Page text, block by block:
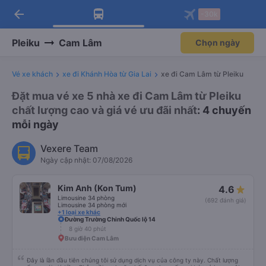
Tải app Vexere ngay!
Nhận ưu đãi thành viên độc
Mở app
Tải app Vexere
-30k/ghế khi đặt vé máy bay qua
Mở app
arrow_back
Pleiku Cam Lâm Chọn ngày
Vé xe khách xe đi Khánh Hòa từ Gia Lai xe đi Cam Lâm từ Pleiku
Đặt mua vé xe 5 nhà xe đi Cam Lâm từ Pleiku
chất lượng cao và giá vé ưu đãi nhất: 4 chuyến
mỗi ngày
Vexere Team
Ngày cập nhật: 07/08/2026
Kim Anh (Kon Tum)
Limousine 34 phòng
Limousine 34 phòng mới
+1 loại xe khác
4.6
(692 đánh giá)
Đường Trường Chinh Quốc lộ 14
8 giờ 40 phút
Bưu điện Cam Lâm
Đây là lần đầu tiên chúng tôi sử dụng dịch vụ của công ty này. Chất lượng